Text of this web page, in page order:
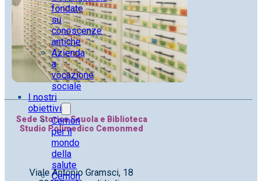
fondate
su
conoscenze
antiche
Azienda
a
vocazione
sociale
I nostri
obiettivi
Cemon
per il
mondo
della
salute
Cemon
Sede Storica Scuola e Biblioteca
Studio Polimedico Cemonmed
Viale Antonio Gramsci, 18